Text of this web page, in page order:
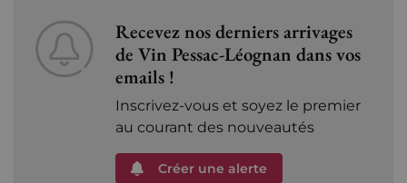
Recevez nos derniers arrivages
de Vin Pessac-Léognan dans vos
emails !
Inscrivez-vous et soyez le premier
au courant des nouveautés
Créer une alerte